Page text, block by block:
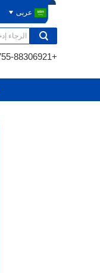
عربى
+86-755-88306921